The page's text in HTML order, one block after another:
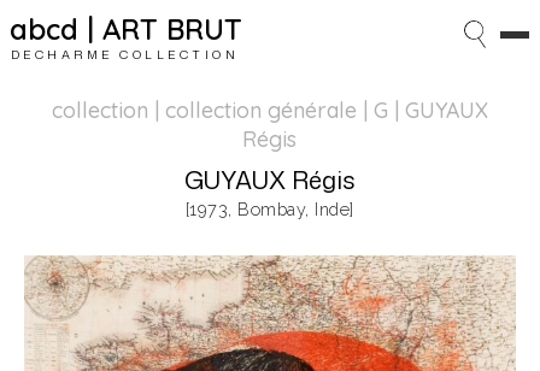
abcd | ART BRUT
DECHARME COLLECTION
collection | collection générale | G | GUYAUX
Régis
GUYAUX Régis
[1973, Bombay, Inde]